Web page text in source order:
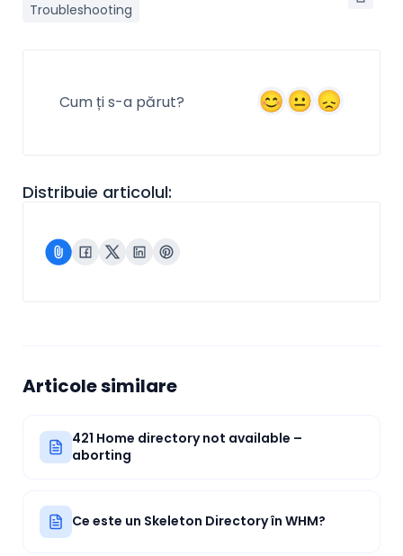
Troubleshooting
Cum ți s-a părut?
Distribuie articolul:
Articole similare
421 Home directory not available –
aborting
Ce este un Skeleton Directory în WHM?